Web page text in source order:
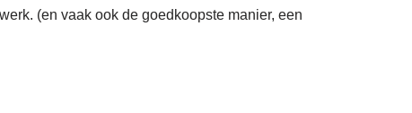
(en vaak ook de goedkoopste manier, een